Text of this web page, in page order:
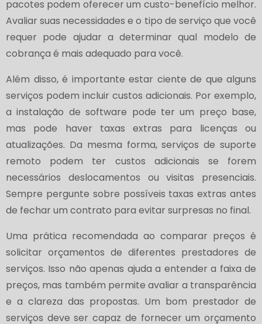
pacotes podem oferecer um custo-benefício melhor.
Avaliar suas necessidades e o tipo de serviço que você
requer pode ajudar a determinar qual modelo de
cobrança é mais adequado para você.
Além disso, é importante estar ciente de que alguns
serviços podem incluir custos adicionais. Por exemplo,
a instalação de software pode ter um preço base,
mas pode haver taxas extras para licenças ou
atualizações. Da mesma forma, serviços de suporte
remoto podem ter custos adicionais se forem
necessários deslocamentos ou visitas presenciais.
Sempre pergunte sobre possíveis taxas extras antes
de fechar um contrato para evitar surpresas no final.
Uma prática recomendada ao comparar preços é
solicitar orçamentos de diferentes prestadores de
serviços. Isso não apenas ajuda a entender a faixa de
preços, mas também permite avaliar a transparência
e a clareza das propostas. Um bom prestador de
serviços deve ser capaz de fornecer um orçamento